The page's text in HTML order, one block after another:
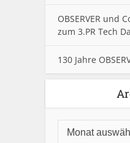
OBSERVER und
zum 3.PR Tech
130 Jahre